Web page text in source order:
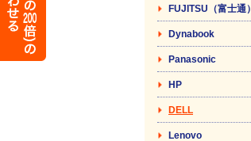
FUJITSU（富士通）
Dynabook
Panasonic
HP
DELL
Lenovo